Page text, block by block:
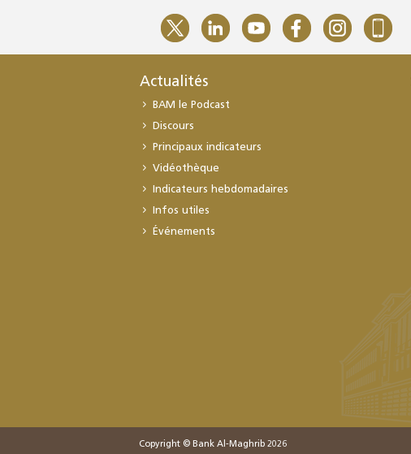
Actualités
BAM le Podcast
Discours
Principaux indicateurs
Vidéothèque
Indicateurs hebdomadaires
Infos utiles
Événements
Copyright © Bank Al-Maghrib 2026